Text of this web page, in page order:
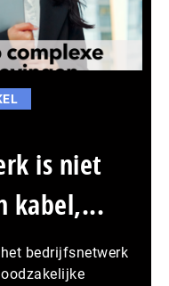
is niet
kabel,...
bedrijfsnetwerk